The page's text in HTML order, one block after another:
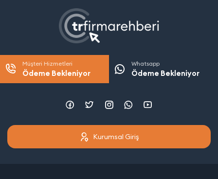
Müşteri Hizmetleri
Ödeme Bekleniyor
Whatsapp
Ödeme Bekleniyor
Kurumsal Giriş